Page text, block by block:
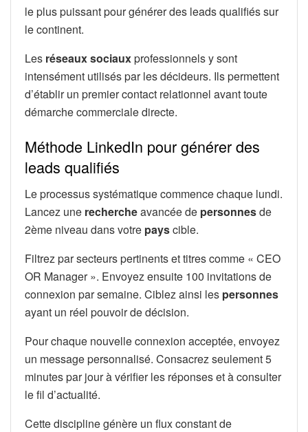
le plus puissant pour générer des leads qualifiés sur
le continent.
Les réseaux sociauxprofessionnels y sont
intensément utilisés par les décideurs. Ils permettent
d’établir un premier contact relationnel avant toute
démarche commerciale directe.
Méthode LinkedIn pour générer des
leads qualifiés
Le processus systématique commence chaque lundi.
Lancez une rechercheavancée de personnesde
2ème niveau dans votre payscible.
Filtrez par secteurs pertinents et titres comme « CEO
OR Manager ». Envoyez ensuite 100 invitations de
connexion par semaine. Ciblez ainsi les personnes
ayant un réel pouvoir de décision.
Pour chaque nouvelle connexion acceptée, envoyez
un message personnalisé. Consacrez seulement 5
minutes par jour à vérifier les réponses et à consulter
le fil d’actualité.
Cette discipline génère un flux constant de